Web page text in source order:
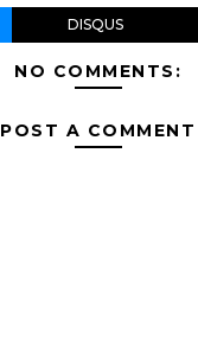
DISQUS
NO COMMENTS:
POST A COMMENT